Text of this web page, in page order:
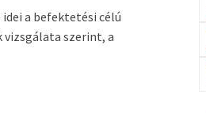
a befektetési célú
vizsgálata szerint, a